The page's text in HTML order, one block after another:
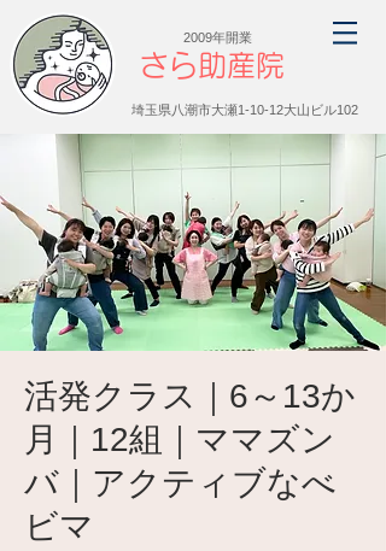
さら助産院
埼玉県八潮市大瀬1-10-12大山ビル102
2009年開業
活発クラス｜6～13か
月｜12組｜ママズン
バ｜アクティブなべ
ビマ